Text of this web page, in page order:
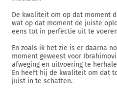
De kwaliteit om op dat moment
wat op dat moment de juiste
eens tot in perfectie uit te
En zoals ik het zie is er daarna
moment geweest voor
afweging en uitvoering te
En heeft hij de kwaliteit om dat
juist in te schatten.